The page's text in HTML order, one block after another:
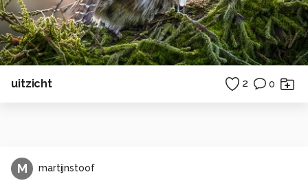
uitzicht 2 0
M martijnstoof